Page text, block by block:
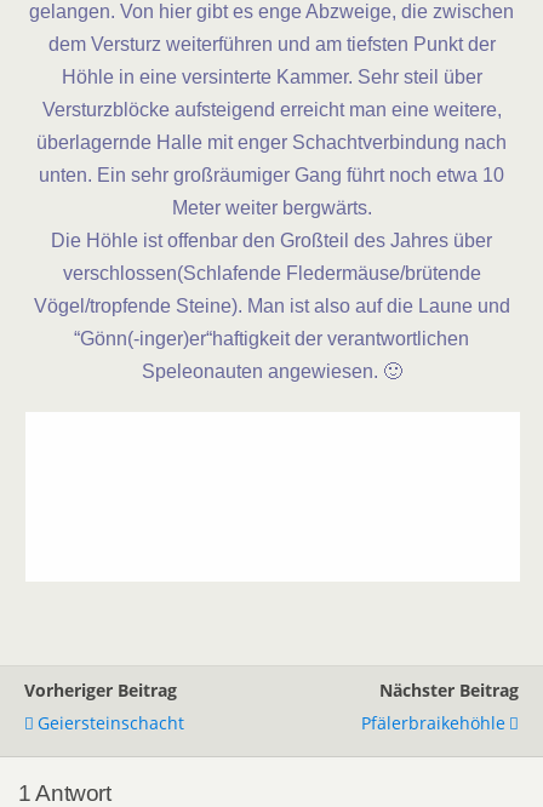
gelangen. Von hier gibt es enge Abzweige, die zwischen
dem Versturz weiterführen und am tiefsten Punkt der
Höhle in eine versinterte Kammer. Sehr steil über
Versturzblöcke aufsteigend erreicht man eine weitere,
überlagernde Halle mit enger Schachtverbindung nach
unten. Ein sehr großräumiger Gang führt noch etwa 10
Meter weiter bergwärts.
Die Höhle ist offenbar den Großteil des Jahres über
verschlossen(Schlafende Fledermäuse/brütende
Vögel/tropfende Steine). Man ist also auf die Laune und
“Gönn(-inger)er“haftigkeit der verantwortlichen
Speleonauten angewiesen. 🙂
Vorheriger Beitrag
Geiersteinschacht
Nächster Beitrag
Pfälerbraikehöhle
1 Antwort